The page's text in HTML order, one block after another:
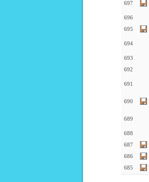
697
696
695
694
693
692
691
690
689
688
687
686
685